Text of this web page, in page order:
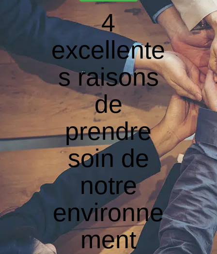
4
excellente
s raisons
de
prendre
soin de
notre
environne
ment